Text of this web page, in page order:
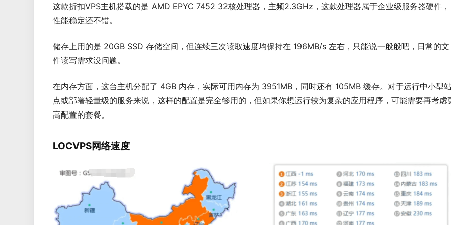
这款折扣VPS主机搭载的是 AMD EPYC 7452 32核处理器，主频2.3GHz，这款处理器属于企业级服务器硬件，
性能稳定还不错。
储存上用的是 20GB SSD 存储空间，但连续三次读取速度均保持在 196MB/s 左右，只能说一般般吧，日常的文
件读写需求没问题。
在内存方面，这台主机分配了 4GB 内存，实际可用内存为 3951MB，同时还有 105MB 缓存。对于运行中小型
点或部署轻量级的服务来说，这样的配置是完全够用的，但如果你想运行较为复杂的应用程序，可能需要再考虑
高配置的套餐。
LOCVPS网络速度